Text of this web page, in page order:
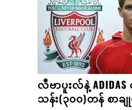
လီဗာပူးလ်နဲ့ ADIDAS
သန်း(၃၀၀)တန် စာခ